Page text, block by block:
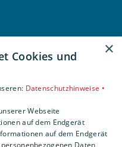
×
Cookies und
Datenschutzhinweise •
Webseite
auf dem Endgerät
auf dem Endgerät
Daten